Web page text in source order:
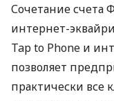
Сочетание счета
интернет-
Tap to Phone и
позволяет
практически все